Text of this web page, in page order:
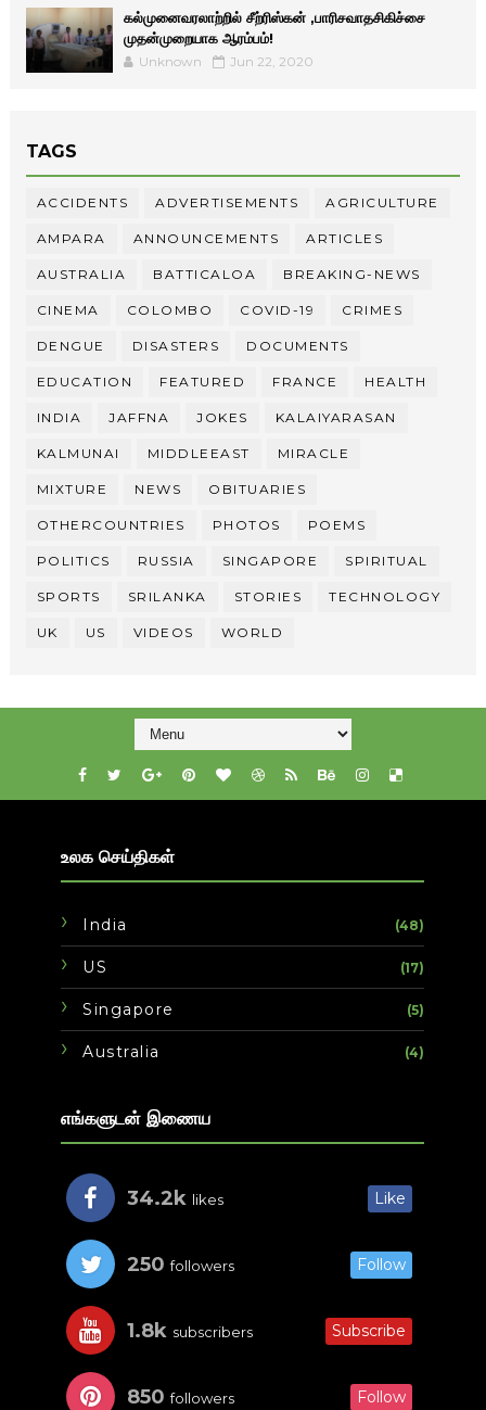
கல்முனைவரலாற்றில் சீற்ரிஸ்கன் ,பாரிசவாதசிகிச்சை
முதன்முறையாக ஆரம்பம்!
Unknown Jun 22, 2020
TAGS
ACCIDENTS ADVERTISEMENTS AGRICULTURE
AMPARA ANNOUNCEMENTS ARTICLES
AUSTRALIA BATTICALOA BREAKING-NEWS
CINEMA COLOMBO COVID-19 CRIMES
DENGUE DISASTERS DOCUMENTS
EDUCATION FEATURED FRANCE HEALTH
INDIA JAFFNA JOKES KALAIYARASAN
KALMUNAI MIDDLEEAST MIRACLE
MIXTURE NEWS OBITUARIES
OTHERCOUNTRIES PHOTOS POEMS
POLITICS RUSSIA SINGAPORE SPIRITUAL
SPORTS SRILANKA STORIES TECHNOLOGY
UK US VIDEOS WORLD
உலக செய்திகள்
India (48)
US (17)
Singapore (5)
Australia (4)
எங்களுடன் இணைய
34.2k likes Like
250 followers Follow
1.8k subscribers Subscribe
850 followers Follow